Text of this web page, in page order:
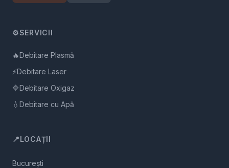
⚙️SERVICII
🔥Debitare Plasmă
⚡Debitare Laser
🔷Debitare Oxigaz
💧 Debitare cu Apă
📍LOCAȚII
București